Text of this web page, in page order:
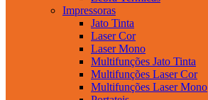
Impressoras
Jato Tinta
Laser Cor
Laser Mono
Multifunções Jato Tinta
Multifunções Laser Cor
Multifunções Laser Mono